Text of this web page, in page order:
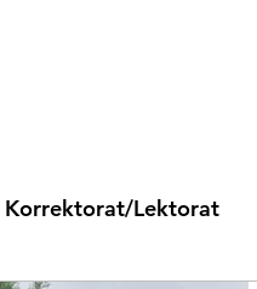
Korrektorat/Lektorat